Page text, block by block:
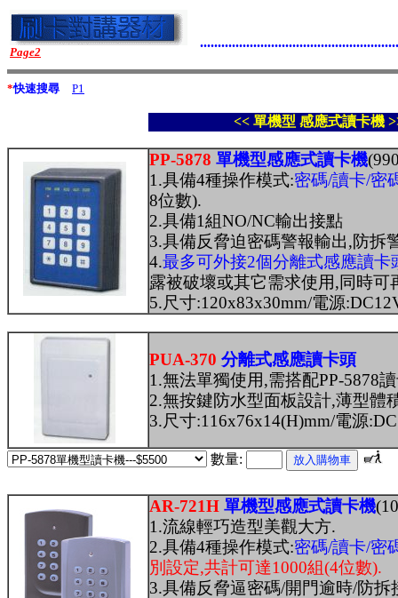
Page2
*快速搜尋 P1
<< 單機型 感應式讀卡機
PP-5878 單機型感應式讀卡機
1.具備4種操作模式:密碼/讀卡/密
8位數).
2.具備1組NO/NC輸出接點
3.具備反脅迫密碼警報輸出,防拆
4.最多可外接2個分離式感應讀卡
露被破壞或其它需求使用,同時可
5.尺寸:120x83x30mm/電源
PUA-370 分離式感應讀卡頭
1.無法單獨使用,需搭配PP-5878
2.無按鍵防水型面板設計,薄型體
3.尺寸:116x76x14(H)mm/電源
數量:
AR-721H 單機型感應式讀卡機
1.流線輕巧造型美觀大方.
2.具備4種操作模式:密碼/讀卡/密
別設定,共計可達1000組(4位數).
3.具備反脅逼密碼/開門逾時/防